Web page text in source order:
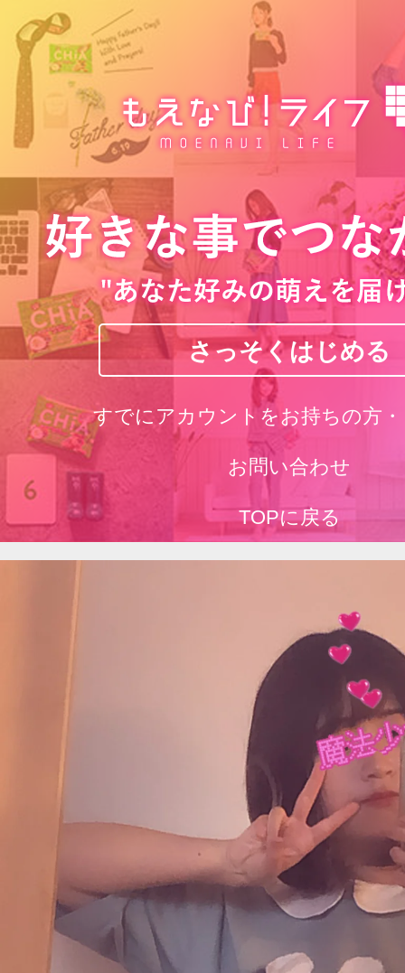
さっそくはじめる
すでにアカウントをお持ちの方
お問い合わせ
TOPに戻る